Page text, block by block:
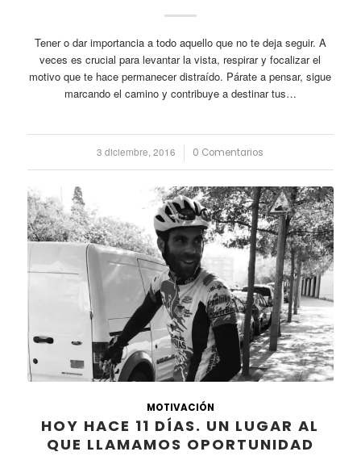
Tener o dar importancia a todo aquello que no te deja seguir. A
veces es crucial para levantar la vista, respirar y focalizar el
motivo que te hace permanecer distraído. Párate a pensar, sigue
marcando el camino y contribuye a destinar tus…
3 diciembre, 2016
/ 0 Comentarios
MOTIVACIÓN
HOY HACE 11 DÍAS. UN LUGAR AL
QUE LLAMAMOS OPORTUNIDAD